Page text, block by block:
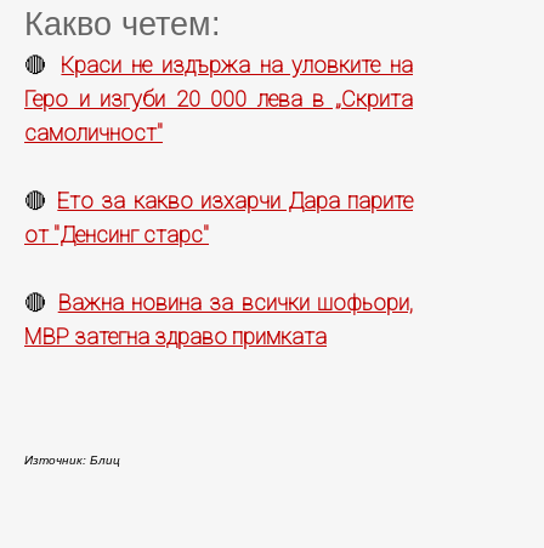
Какво четем:
🔴 Краси не издържа на уловките на
Геро и изгуби 20 000 лева в „Скрита
самоличност"
🔴 Ето за какво изхарчи Дара парите
от "Денсинг старс"
🔴 Важна новина за всички шофьори,
МВР затегна здраво примката
Източник: Блиц